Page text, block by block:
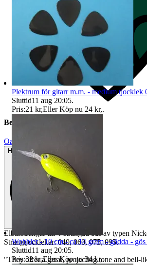
Beskrivning
Oanvänt
Helt ny och aldrig använd
Elbassträngar till 4-strängad bas av typen
Strängtjocklekar: 040, 060, 075, 095.
"They offer a great, projecting tone and bell-
Plektrum för gitarr m.m. - medium tjocklek
Sluttid11 aug 20:05.
Pris:21 kr,Eller Köp nu 24 kr,.
Wobbler - 10 cm - ca 14 gram - gädda -
Sluttid11 aug 20:05.
Pris:32 kr,Eller Köp nu 34 kr,.